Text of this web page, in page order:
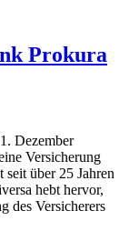
Prokura
Dezember
Versicherung
über 25 Jahren
hebt hervor,
des Versicherers